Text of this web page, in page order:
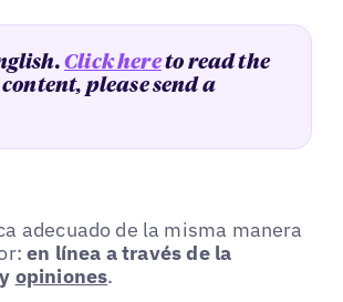
Click hereto read the
please send a
adecuado de la misma manera
en línea a través de la
opiniones.